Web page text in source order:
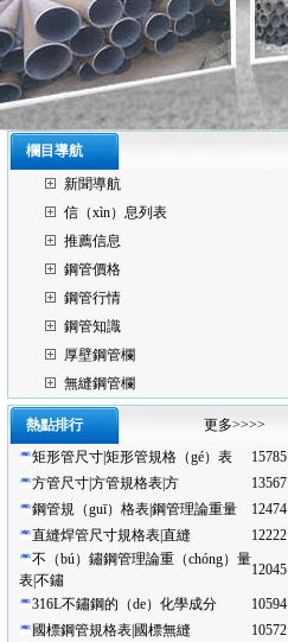
欄目導航
新聞導航
信（xìn）息列表
推薦信息
鋼管價格
鋼管行情
鋼管知識
厚壁鋼管欄
無縫鋼管欄
熱點排行
更多>>>>
矩形管尺寸|矩形管規格（gé）表
15785
方管尺寸|方管規格表|方
13567
鋼管規（guī）格表|鋼管理論重量
12474
直縫焊管尺寸規格表|直縫
12222
不（bú）鏽鋼管理論重（chóng）量
表|不鏽
12045
316L不鏽鋼的（de）化學成分
10594
國標鋼管規格表|國標無縫
10572